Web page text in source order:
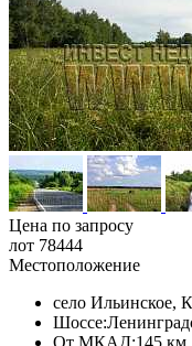
Цена по запросу
лот 78444
Местоположение
село Ильинское,
Шоссе:
От МКАД:145 км